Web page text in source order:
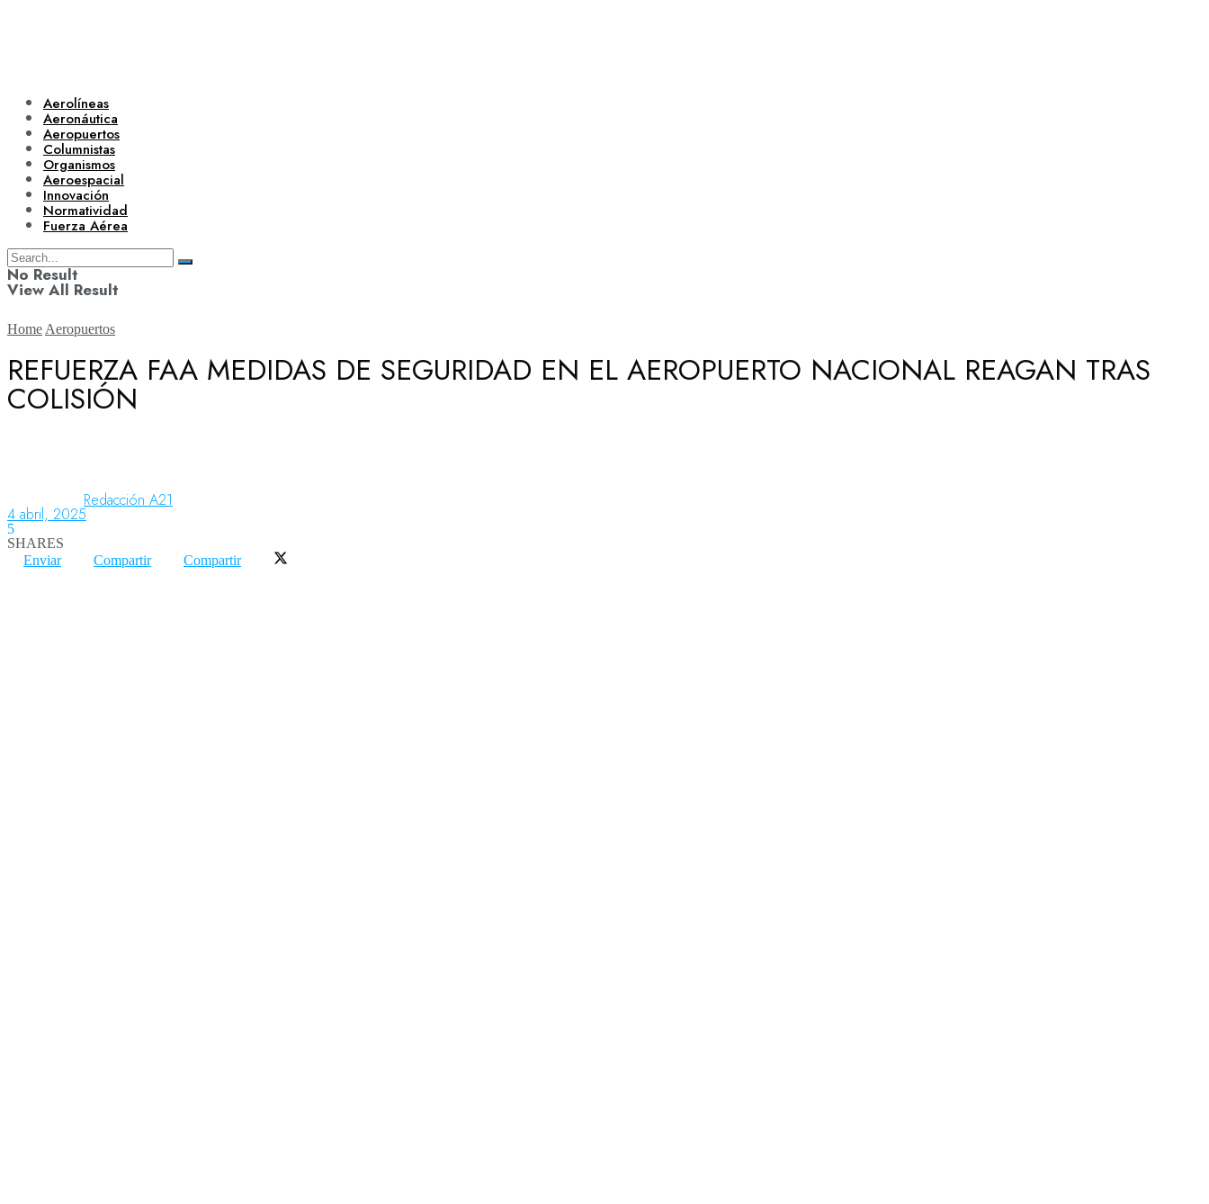
Aerolíneas
Aeronáutica
Aeropuertos
Columnistas
Organismos
Aeroespacial
Innovación
Normatividad
Fuerza Aérea
No Result
View All Result
Aerolíneas
Aeropuertos
Home Aeropuertos
REFUERZA FAA MEDIDAS DE SEGURIDAD EN EL AEROPUERTO NACIONAL REAGAN TRAS
COLISIÓN
Redacción A21
4 abril, 2025
5
SHARES
Enviar
Compartir Compartir